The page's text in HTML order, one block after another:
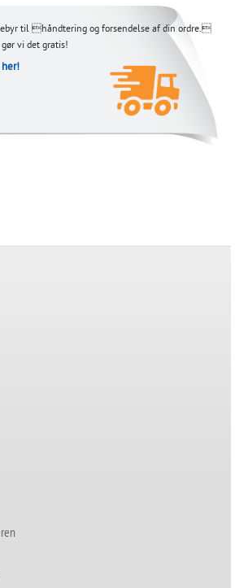
til håndtering og forsendelse af din ordre.
vi det gratis!